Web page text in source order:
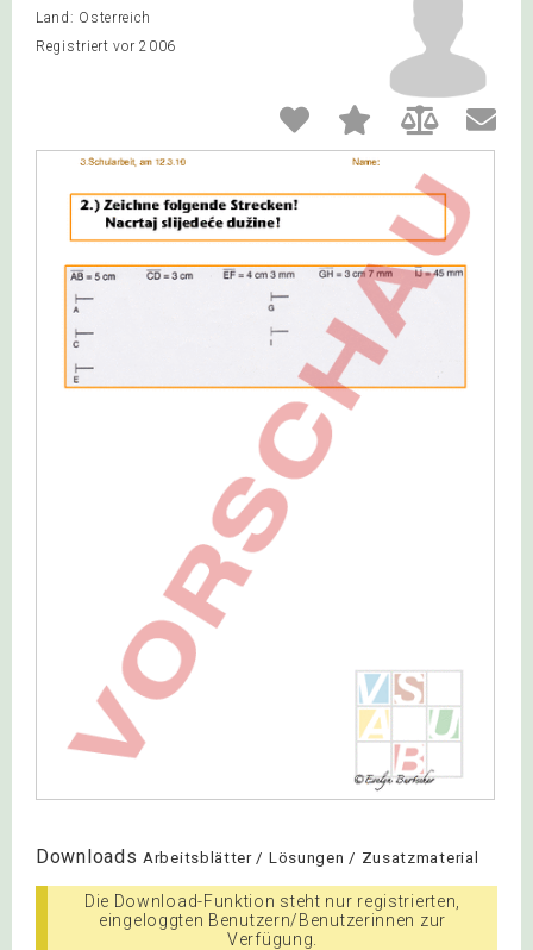
Land: Österreich
Registriert vor 2006
Downloads Arbeitsblätter / Lösungen / Zusatzmaterial
Die Download-Funktion steht nur registrierten,
eingeloggten Benutzern/Benutzerinnen zur
Verfügung.